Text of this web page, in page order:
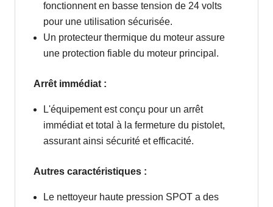
fonctionnent en basse tension de 24 volts
pour une utilisation sécurisée.
Un protecteur thermique du moteur assure
une protection fiable du moteur principal.
Arrêt immédiat :
L'équipement est conçu pour un arrêt
immédiat et total à la fermeture du pistolet,
assurant ainsi sécurité et efficacité.
Autres caractéristiques :
Le nettoyeur haute pression SPOT a des